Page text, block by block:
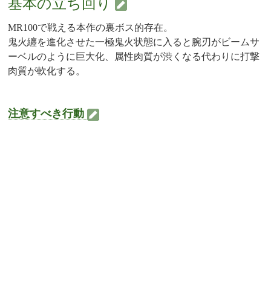
基本の立ち回り
MR100で戦える本作の裏ボス的存在。
鬼火纏を進化させた一極鬼火状態に入ると腕刃がビームサ
ーベルのように巨大化、属性肉質が渋くなる代わりに打撃
肉質が軟化する。
注意すべき行動